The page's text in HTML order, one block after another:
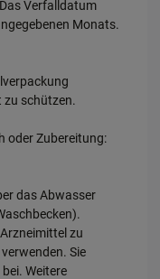
Verfalldatum
Monats.
schützen.
oder Zubereitung:
das Abwasser
zu
Sie
Weitere